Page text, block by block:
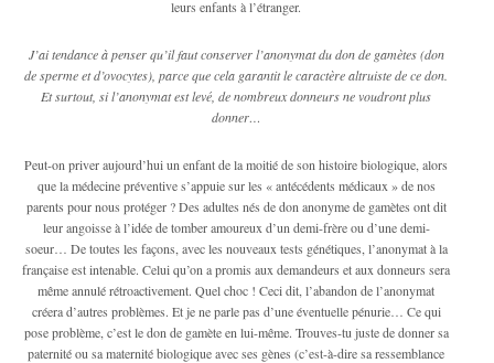
leurs enfants à l’étranger.
J’ai tendance à penser qu’il faut conserver l’anonymat du don de gamètes (don
de sperme et d’ovocytes), parce que cela garantit le caractère altruiste de ce don.
Et surtout, si l’anonymat est levé, de nombreux donneurs ne voudront plus
donner…
Peut-on priver aujourd’hui un enfant de la moitié de son histoire biologique, alors
que la médecine préventive s’appuie sur les « antécédents médicaux » de nos
parents pour nous protéger ? Des adultes nés de don anonyme de gamètes ont dit
leur angoisse à l’idée de tomber amoureux d’un demi-frère ou d’une demi-
soeur… De toutes les façons, avec les nouveaux tests génétiques, l’anonymat à la
française est intenable. Celui qu’on a promis aux demandeurs et aux donneurs sera
même annulé rétroactivement. Quel choc ! Ceci dit, l’abandon de l’anonymat
créera d’autres problèmes. Et je ne parle pas d’une éventuelle pénurie… Ce qui
pose problème, c’est le don de gamète en lui-même. Trouves-tu juste de donner sa
paternité ou sa maternité biologique avec ses gènes (c’est-à-dire sa ressemblance